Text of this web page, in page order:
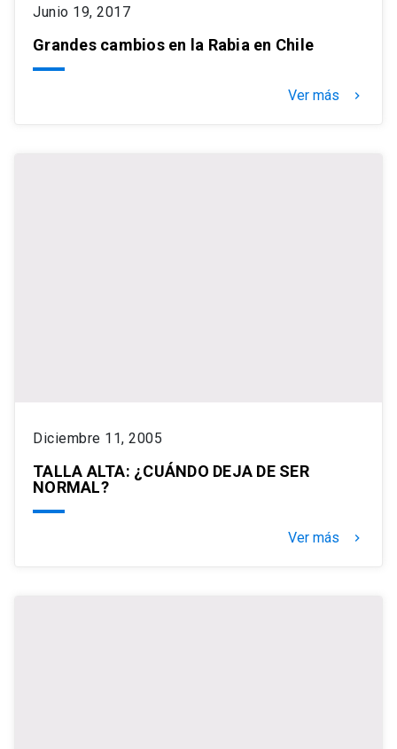
Junio 19, 2017
Grandes cambios en la Rabia en Chile
Ver más keyboard_arrow_right
Diciembre 11, 2005
TALLA ALTA: ¿CUÁNDO DEJA DE SER
NORMAL?
Ver más keyboard_arrow_right